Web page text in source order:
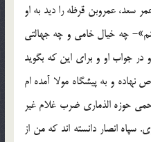
عمروبن قرظه را ديد به او
چه خيال خامي و چه جهالتي
جواب او و براي اين که بگويد
نهاده و به پيشگاه مولا آمده ام
حوزه الذماري ضرب غلام غير
انصار دانسته اند که من از